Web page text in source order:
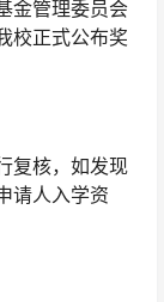
金管理委员会
校正式公布奖
复核，如发现
请人入学资